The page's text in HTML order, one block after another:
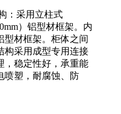
：采用立柱式
）铝型材框架。内
型材框架。柜体之间
构采用成型专用连接
，稳定性好，承重能
喷塑，耐腐蚀、防